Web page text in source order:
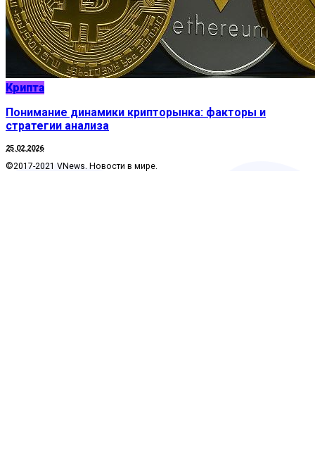
Крипта
Понимание динамики крипторынка: факторы и
стратегии анализа
25.02.2026
©2017-2021 VNews. Новости в мире.